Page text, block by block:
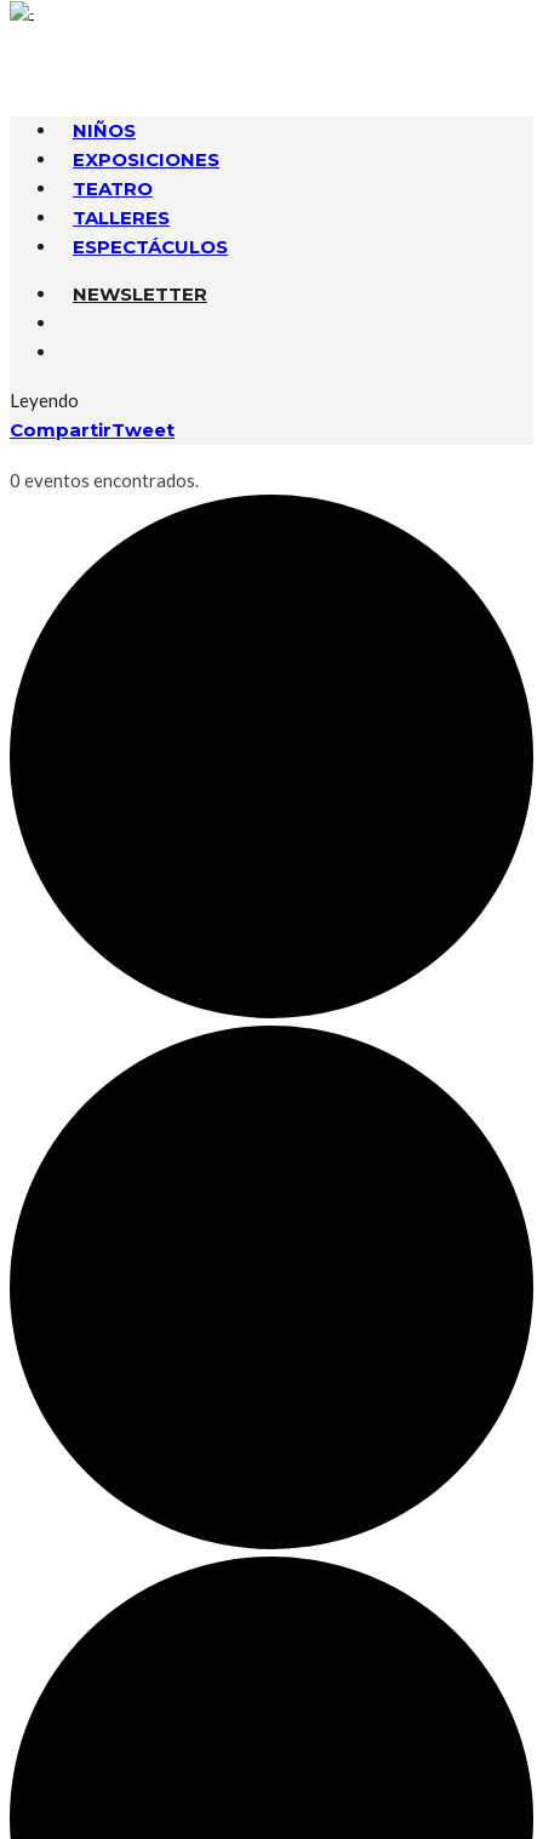
NIÑOS
EXPOSICIONES
TEATRO
TALLERES
ESPECTÁCULOS
NEWSLETTER
Leyendo
CompartirTweet
0 eventos encontrados.